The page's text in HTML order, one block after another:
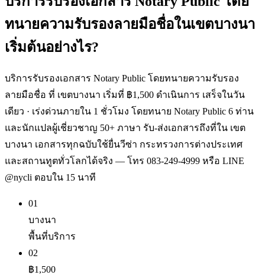
ทนายความรับรองลายมือชื่อในเขตบางนา
เริ่มต้นอย่างไร?
บริการรับรองเอกสาร Notary Public โดยทนายความรับรอง
ลายมือชื่อ ที่ เขตบางนา เริ่มที่ ฿1,500 ดำเนินการ เสร็จในวัน
เดียว · เร่งด่วนภายใน 1 ชั่วโมง โดยทนาย Notary Public 6 ท่าน
และนักแปลผู้เชี่ยวชาญ 50+ ภาษา รับ-ส่งเอกสารถึงที่ใน เขต
บางนา เอกสารทุกฉบับใช้ยื่นวีซ่า กระทรวงการต่างประเทศ
และสถานทูตทั่วโลกได้จริง — โทร 083-249-4999 หรือ LINE
@nycli ตอบใน 15 นาที
01
บางนา
พื้นที่บริการ
02
฿1,500